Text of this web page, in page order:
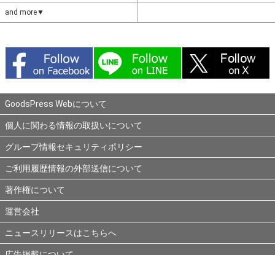
and more▼
GoodsPress Webについて
個人に関わる情報の取扱いについて
グループ情報セキュリティポリシー
ご利用履歴情報の外部送信について
著作権について
運営会社
ニュースリリースはこちらへ